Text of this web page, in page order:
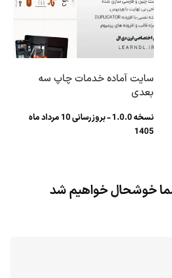
سایت آماده خدمات چاپ سه
بعدی
نسخه 1.0.0 - بروزرسانی 10 مرداد ماه
1405
خوشحال خواهیم شد